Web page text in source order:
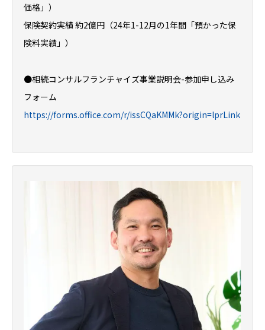
価格」）
保険契約実績 約2億円（24年1-12月の1年間「預かった保
険料実績」）
●相続コンサルフランチャイズ事業説明会-参加申し込み
フォーム
https://forms.office.com/r/issCQaKMMk?origin=lprLink